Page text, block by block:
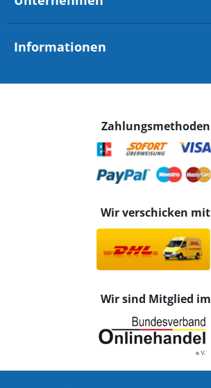
Informationen
Zahlungsmethoden
Wir verschicken mit
Wir sind Mitglied im